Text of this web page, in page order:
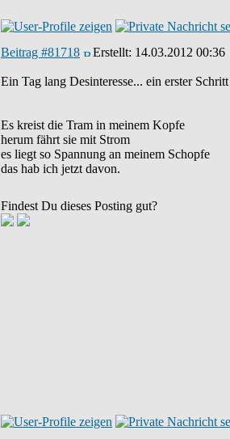
Beitrag #81718 Erstellt: 14.03.2012 00:36
Ein Tag lang Desinteresse... ein erster
Es kreist die Tram in meinem Kopfe
herum fährt sie mit Strom
es liegt so Spannung an meinem Schopfe
das hab ich jetzt davon.
Findest Du dieses Posting gut?